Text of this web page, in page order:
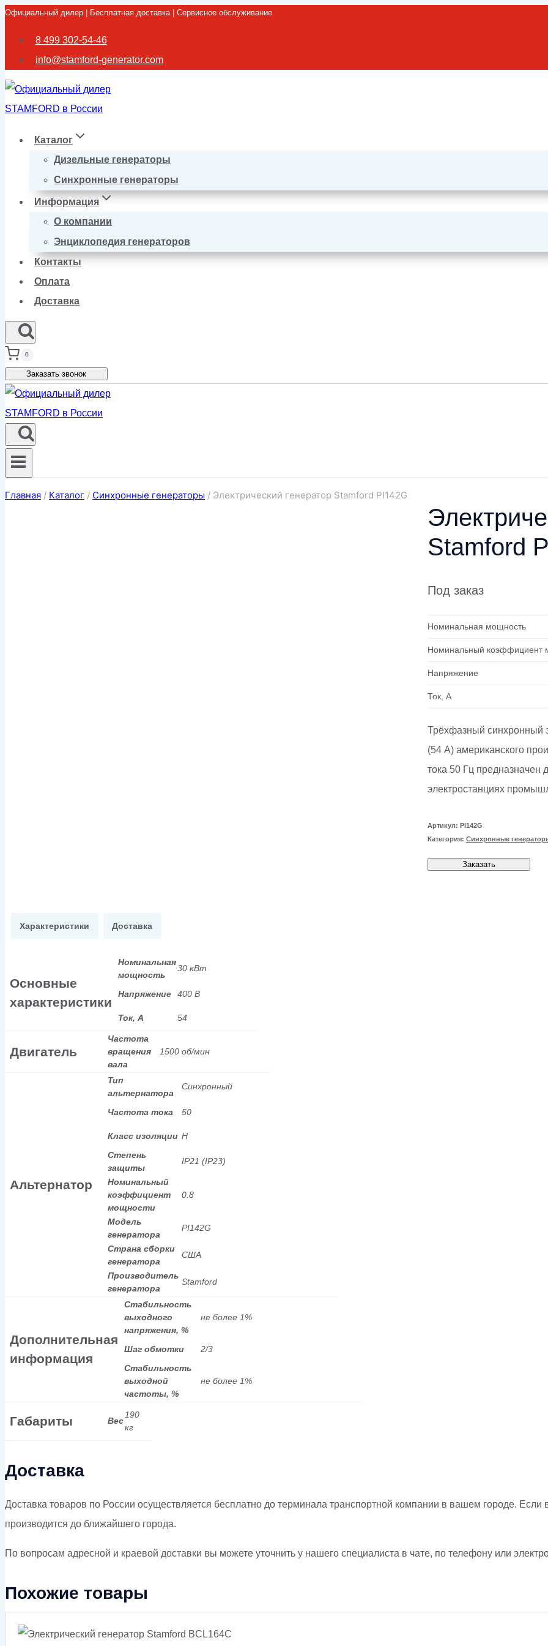
Перейти
Официальный дилер | Бесплатная доставка | Сервисное обслуживание
8 499 302-54-46
info@stamford-generator.com
Каталог
Дизельные генераторы
Синхронные генераторы
Информация
О компании
Энциклопедия генераторов
Контакты
Оплата
Доставка
0
Заказать звонок
Главная / Каталог / Синхронные генераторы / Электрический генератор Stamford PI142G
Stamford
Под заказ
Номинальная мощность
Номинальный коэффициент
Напряжение
Ток, А
Трёхфазный синхронный
(54 А) американского
тока 50 Гц предназначен
электростанциях
Артикул: PI142G
Категория: Синхронные
Заказать
Характеристики Доставка
Основные
характеристики
Номинальная
мощность
30 кВт
Напряжение 400 В
Ток, А 54
Двигатель
Частота
вращения
вала
1500 об/мин
Альтернатор
Тип
альтернатора
Синхронный
Частота тока 50
Класс изоляции H
Степень
защиты
IP21 (IP23)
Номинальный
коэффициент
мощности
0.8
Модель
генератора
PI142G
Страна сборки
генератора
США
Производитель
генератора
Stamford
Дополнительная
информация
Стабильность
выходного
напряжения, %
не более 1%
Шаг обмотки
2/3
Стабильность
выходной
частоты, %
не более 1%
Габариты Вес
190
кг
Доставка
Доставка товаров по России осуществляется бесплатно до терминала транспортной компании в вашем городе.
производится до ближайшего города.
По вопросам адресной и краевой доставки вы можете уточнить у нашего специалиста в чате, по телефону или
Похожие товары